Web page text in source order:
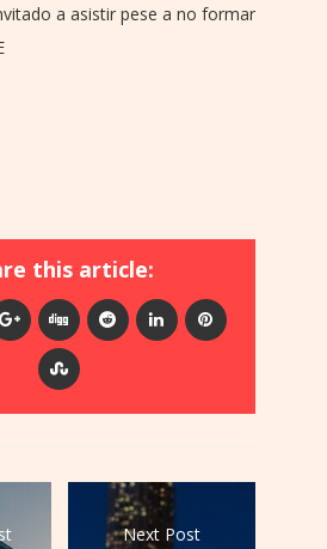
a asistir pese a no formar
this article:
Next Post